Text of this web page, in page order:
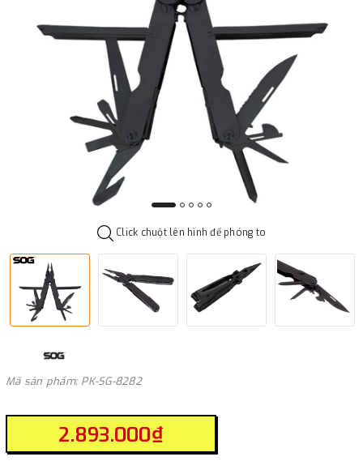
Click chuột lên hình để phóng to
Mã sản phẩm: PK-SG-8282
2.893.000₫